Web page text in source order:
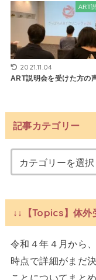
ART
2021.11.04
ART説明会を受けた方
記事カテゴリー
↓↓【Topics】体外
令和４年４月から
時点で詳細がまだ
ことについてまと